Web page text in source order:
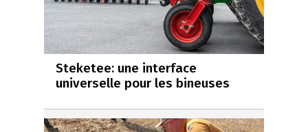
Steketee: une interface
universelle pour les bineuses